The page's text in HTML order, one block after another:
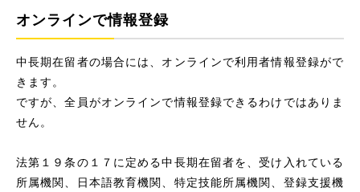
オンラインで情報登録
中長期在留者の場合には、オンラインで利用者情報登録がで
きます。
ですが、全員がオンラインで情報登録できるわけではありま
せん。
法第１９条の１７に定める中長期在留者を、受け入れている
所属機関、日本語教育機関、特定技能所属機関、登録支援機